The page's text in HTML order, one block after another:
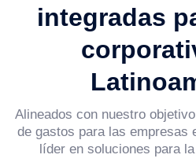
integradas
Alineados con nuestro
de gastos para las empresas
líder en soluciones para